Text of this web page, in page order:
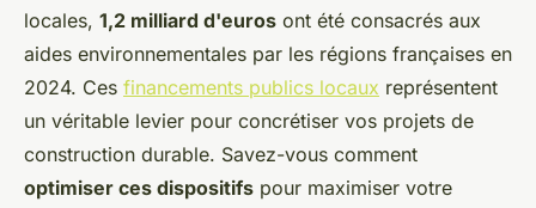
locales, 1,2 milliard d'euros ont été consacrés aux
aides environnementales par les régions françaises en
2024. Ces financements publics locaux représentent
un véritable levier pour concrétiser vos projets de
construction durable. Savez-vous comment
optimiser ces dispositifs pour maximiser votre